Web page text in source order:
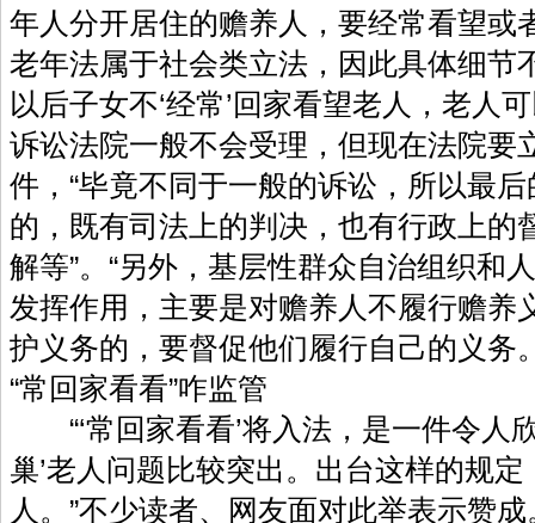
年人分开居住的赡养人，要经常看望
老年法属于社会类立法，因此具体细节
以后子女不‘经常’回家看望老人，老人
诉讼法院一般不会受理，但现在法院要
件，“毕竟不同于一般的诉讼，所以最
的，既有司法上的判决，也有行政上的
解等”。“另外，基层性群众自治组织和
发挥作用，主要是对赡养人不履行赡养
护义务的，要督促他们履行自己的义务
“常回家看看”咋监管
“‘常回家看看’将入法，是一件令人
巢’老人问题比较突出。出台这样的规
人。”不少读者、网友面对此举表示赞